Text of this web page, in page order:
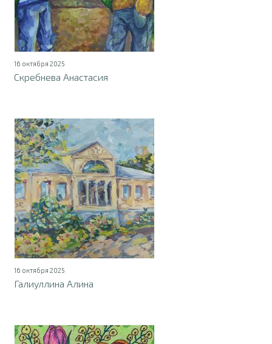
16 октября 2025
Скребнева Анастасия
16 октября 2025
Галиуллина Алина